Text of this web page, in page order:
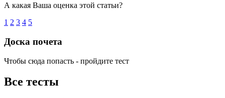
А какая Ваша оценка этой статьи?
1 2 3 4 5
Доска почета
Чтобы сюда попасть - пройдите тест
Все тесты